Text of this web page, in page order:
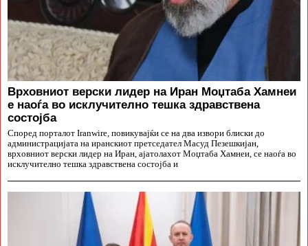
Врховниот верски лидер на Иран Моџтаба Хамнеи
е наоѓа во исклучително тешка здравствена
состојба
Според порталот Iranwire, повикувајќи се на два извори блиски до
администрацијата на иранскиот претседател Масуд Пезешкијан,
врховниот верски лидер на Иран, ајатолахот Моџтаба Хамнеи, се наоѓа во
исклучително тешка здравствена состојба и